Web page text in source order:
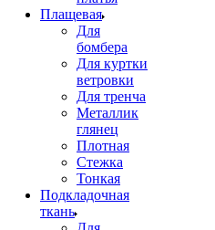
Плащевая
Для
бомбера
Для куртки
ветровки
Для тренча
Металлик
глянец
Плотная
Стежка
Тонкая
Подкладочная
ткань